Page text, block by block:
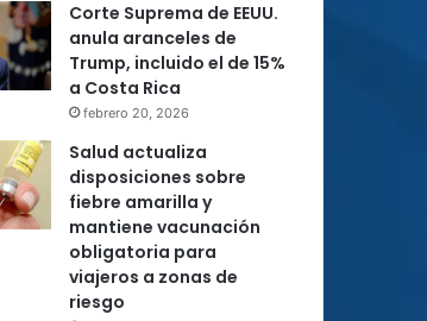
Corte Suprema de EEUU.
anula aranceles de
Trump, incluido el de 15%
a Costa Rica
febrero 20, 2026
Salud actualiza
disposiciones sobre
fiebre amarilla y
mantiene vacunación
obligatoria para
viajeros a zonas de
riesgo